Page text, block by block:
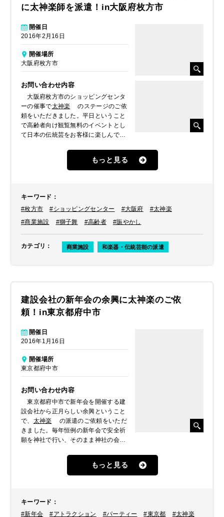
に太神楽師を派遣！in大阪府枚方市
開催日
2016年2月16日
開催場所
大阪府枚方市
お問い合わせ内容
大阪府枚方市のショッピングセンタ
ーの催事で太神楽
のステージのご依
頼をいただきました。平日ということ
で高齢者向け観覧無料のイベントとし
て日本の伝統芸をお客様に楽しんでも
もっと見る
キーワード ：
#枚方市
#ショッピングセンター #大阪府
#太神楽
#商業施設
#獅子舞 #高齢者 #賑やかし
カテゴリ ： 商業施設 和楽器・伝統芸能の派遣
建設会社の新年会の余興に太神楽のご依
頼！in東京都府中市
開催日
2016年1月16日
開催場所
東京都府中市
お問い合わせ内容
東京都府中市で新年会を開催する建
設会社から正月らしい余興ということ
で、 太神楽
の派遣のご依頼をいただ
きました。毎年恒例の新年会で安全祈
願を神社で行い、そのまま神社の会館
もっと見る
キーワード ：
#新年会
#アトラクション #パーティー #東京都 #太神楽